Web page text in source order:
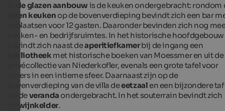
de glazen aanbouwis de keuken ondergebracht: rondom
open keuken op de bovenverdieping bevindt zich een bar
zitplaatsen voor 12 gasten. Daaronder bevinden zich nog
keuken- en bedrijfsruimtes. In het historische hoofdgebouw
bevindt zich naast deaperitiefkamerbij de ingang een
bibliotheekmet historische boeken van Moessmer en uit de
privécollectie van Niederkofler, evenals een grote tafel voor
diners in een intieme sfeer. Daarnaast zijn op de
bovenverdieping van de villa deeetzaal en een bijzondere
op deveranda ondergebracht. In het souterrain bevindt zich
wijnkelder.